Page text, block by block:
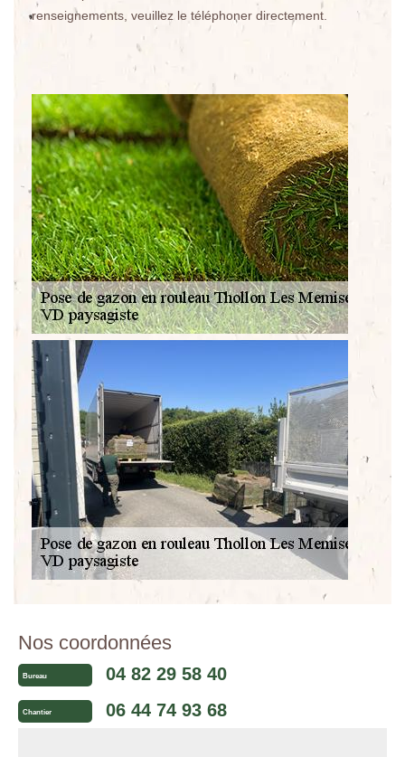
renseignements, veuillez le téléphoner directement.
Nos coordonnées
Bureau 04 82 29 58 40
Chantier 06 44 74 93 68